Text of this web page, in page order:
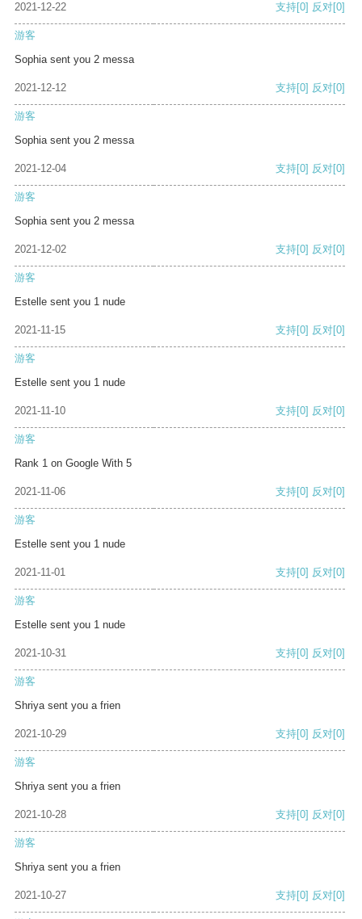
2021-12-22 支持[0] 反对[0]
游客
Sophia sent you 2 messa
2021-12-12 支持[0] 反对[0]
游客
Sophia sent you 2 messa
2021-12-04 支持[0] 反对[0]
游客
Sophia sent you 2 messa
2021-12-02 支持[0] 反对[0]
游客
Estelle sent you 1 nude
2021-11-15 支持[0] 反对[0]
游客
Estelle sent you 1 nude
2021-11-10 支持[0] 反对[0]
游客
Rank 1 on Google With 5
2021-11-06 支持[0] 反对[0]
游客
Estelle sent you 1 nude
2021-11-01 支持[0] 反对[0]
游客
Estelle sent you 1 nude
2021-10-31 支持[0] 反对[0]
游客
Shriya sent you a frien
2021-10-29 支持[0] 反对[0]
游客
Shriya sent you a frien
2021-10-28 支持[0] 反对[0]
游客
Shriya sent you a frien
2021-10-27 支持[0] 反对[0]